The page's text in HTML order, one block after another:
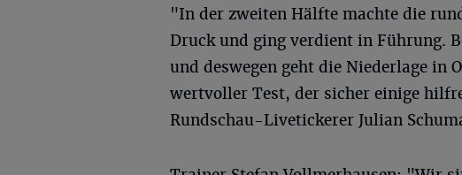
"In der zweiten Hälfte machte die
Druck und ging verdient in Führung.
und deswegen geht die Niederlage in
wertvoller Test, der sicher einige
Rundschau-Livetickerer Julian